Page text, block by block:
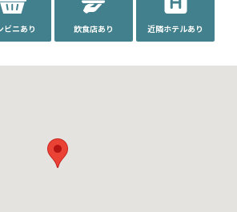
ビニあり 飲食店あり 近隣ホテルあり